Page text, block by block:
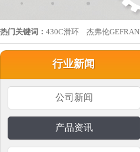
热门关键词： 430C滑环 杰弗伦GEFRAN
行业新闻
公司新闻
产品资讯